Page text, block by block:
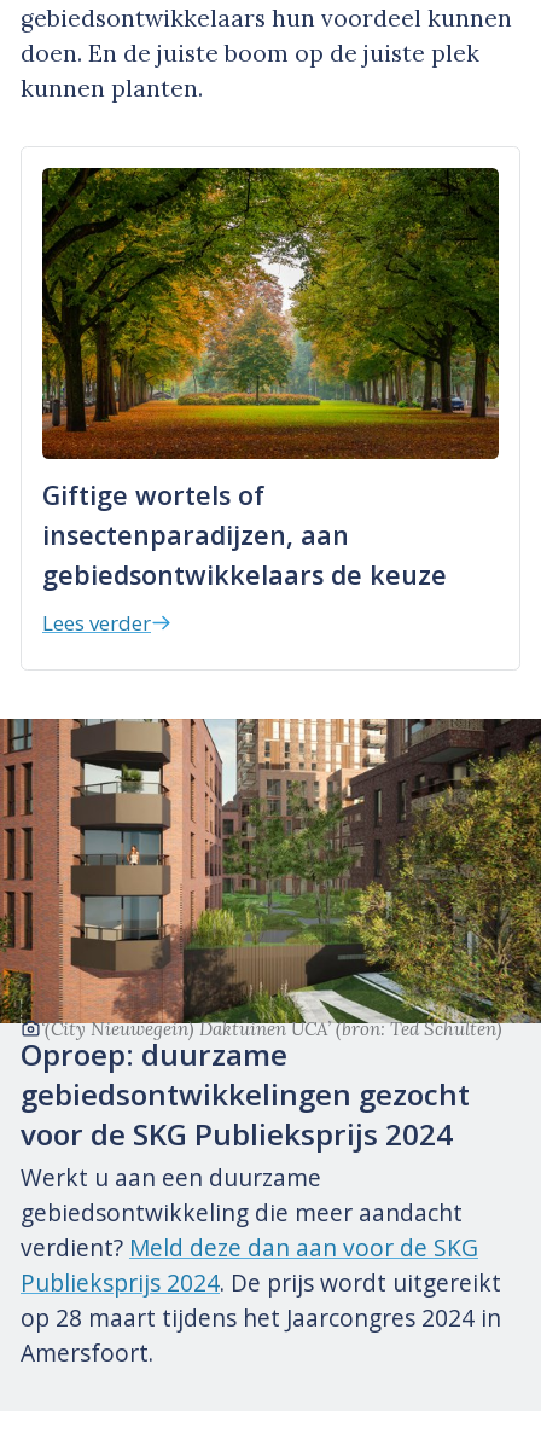
gebiedsontwikkelaars hun voordeel kunnen
doen. En de juiste boom op de juiste plek
kunnen planten.
Giftige wortels of
insectenparadijzen, aan
gebiedsontwikkelaars de keuze
Lees verder
‘(City Nieuwegein) Daktuinen UCA’(bron: Ted Schulten)
Oproep: duurzame
gebiedsontwikkelingen gezocht
voor de SKG Publieksprijs 2024
Werkt u aan een duurzame
gebiedsontwikkeling die meer aandacht
verdient? Meld deze dan aan voor de SKG
Publieksprijs 2024. De prijs wordt uitgereikt
op 28 maart tijdens het Jaarcongres 2024 in
Amersfoort.